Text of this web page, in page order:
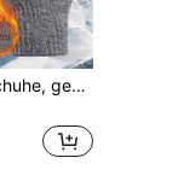
1 Paar fingerlose Handschuhe, gestrickte warme Handschuhe mit Thermofutter für Herren, Outdoor-Radfahren, Winteraccessoires für Winter, Sommer, Festivals